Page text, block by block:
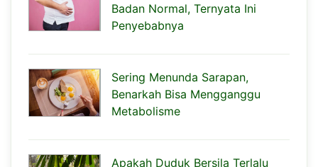
Badan Normal, Ternyata Ini
Penyebabnya
Sering Menunda Sarapan,
Benarkah Bisa Mengganggu
Metabolisme
Apakah Duduk Bersila Terlalu